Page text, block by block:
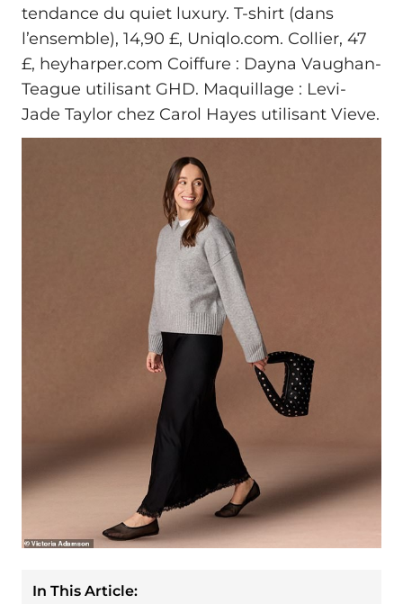
tendance du quiet luxury. T‑shirt (dans
l’ensemble), 14,90 £, Uniqlo.com. Collier, 47
£, heyharper.com Coiffure : Dayna Vaughan-
Teague utilisant GHD. Maquillage : Levi-
Jade Taylor chez Carol Hayes utilisant Vieve.
In This Article: